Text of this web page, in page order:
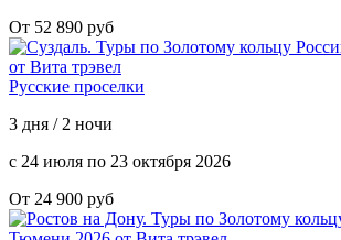
От 52 890 руб
Русские проселки
3 дня / 2 ночи
с 24 июля по 23 октября 2026
От 24 900 руб